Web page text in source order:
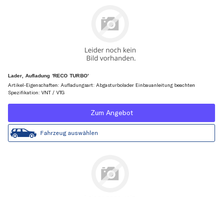
Lader, Aufladung 'RECO TURBO'
Artikel-Eigenschaften: Aufladungsart: Abgasturbolader Einbauanleitung beachten
Spezifikation: VNT / VTG
Zum Angebot
Fahrzeug auswählen